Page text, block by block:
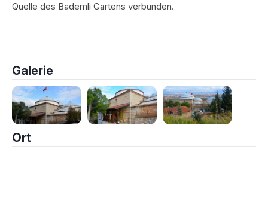
Quelle des Bademli Gartens verbunden.
Galerie
Ort